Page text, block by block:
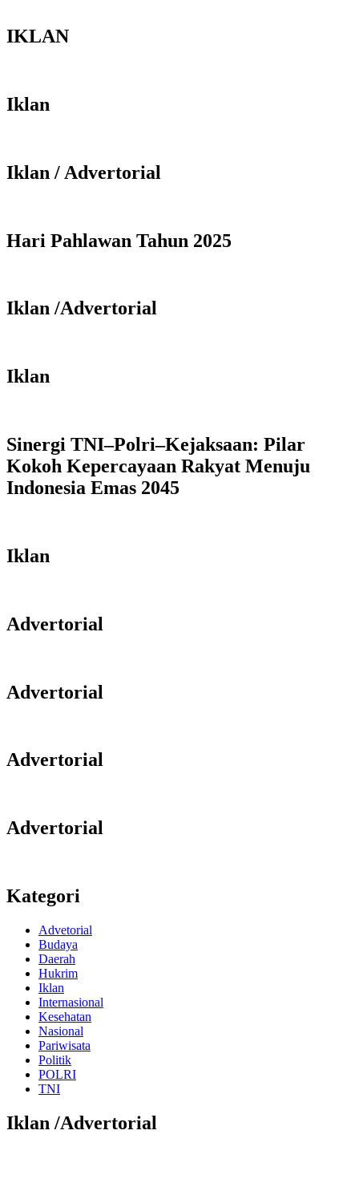
IKLAN
Iklan
Iklan / Advertorial
Hari Pahlawan Tahun 2025
Iklan /Advertorial
Iklan
Sinergi TNI–Polri–Kejaksaan: Pilar
Kokoh Kepercayaan Rakyat Menuju
Indonesia Emas 2045
Iklan
Advertorial
Advertorial
Advertorial
Advertorial
Kategori
Advetorial
Budaya
Daerah
Hukrim
Iklan
Internasional
Kesehatan
Nasional
Pariwisata
Politik
POLRI
TNI
Iklan /Advertorial